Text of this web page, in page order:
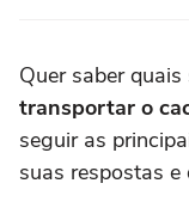
Quer saber
transportar o
seguir as
suas respostas